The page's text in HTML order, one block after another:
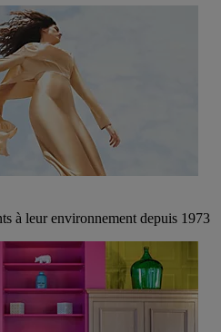
à leur environnement depuis 1973